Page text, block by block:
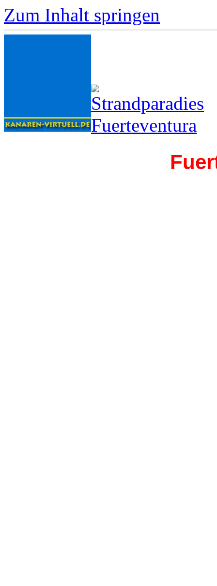
Zum Inhalt springen